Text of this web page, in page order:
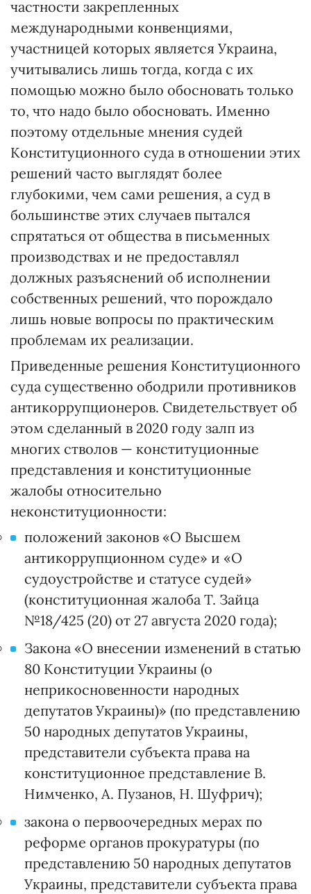
частности закрепленных
международными конвенциями,
участницей которых является Украина,
учитывались лишь тогда, когда с их
помощью можно было обосновать только
то, что надо было обосновать. Именно
поэтому отдельные мнения судей
Конституционного суда в отношении этих
решений часто выглядят более
глубокими, чем сами решения, а суд в
большинстве этих случаев пытался
спрятаться от общества в письменных
производствах и не предоставлял
должных разъяснений об исполнении
собственных решений, что порождало
лишь новые вопросы по практическим
проблемам их реализации.
Приведенные решения Конституционного
суда существенно ободрили противников
антикоррупционеров. Свидетельствует об
этом сделанный в 2020 году залп из
многих стволов — конституционные
представления и конституционные
жалобы относительно
неконституционности:
положений законов «О Высшем
антикоррупционном суде» и «О
судоустройстве и статусе судей»
(конституционная жалоба Т. Зайца
№18/425 (20) от 27 августа 2020 года);
Закона «О внесении изменений в статью
80 Конституции Украины (о
неприкосновенности народных
депутатов Украины)» (по представлению
50 народных депутатов Украины,
представители субъекта права на
конституционное представление В.
Нимченко, А. Пузанов, Н. Шуфрич);
закона о первоочередных мерах по
реформе органов прокуратуры (по
представлению 50 народных депутатов
Украины, представители субъекта права